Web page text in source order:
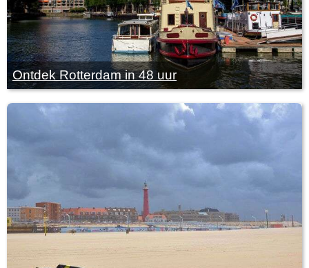
Ontdek Rotterdam in 48 uur